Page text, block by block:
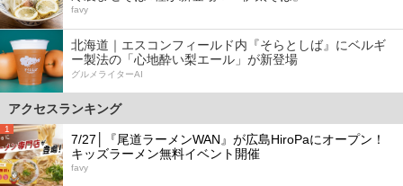
favy
北海道｜エスコンフィールド内『そらとしば』にベルギ
ー製法の「心地酔い梨エール」が新登場
グルメライターAI
アクセスランキング
1
7/27│『尾道ラーメンWAN』が広島HiroPaにオープン！
キッズラーメン無料イベント開催
favy